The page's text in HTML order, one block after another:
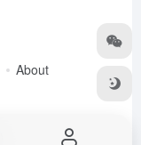
About